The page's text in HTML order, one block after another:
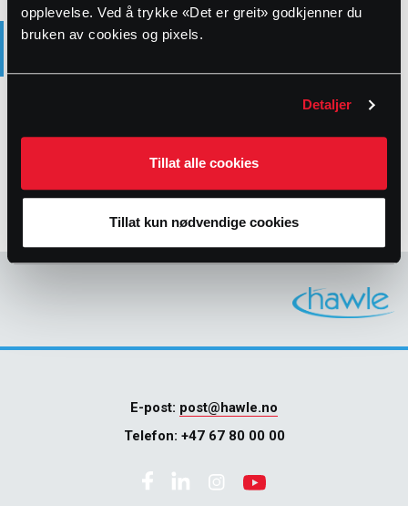
opplevelse. Ved å trykke «Det er greit» godkjenner du
bruken av cookies og pixels.
Detaljer
Tillat alle cookies
Tillat kun nødvendige cookies
PRODUKTBESKRIVELSE
E-post: post@hawle.no
Telefon: +47 67 80 00 00